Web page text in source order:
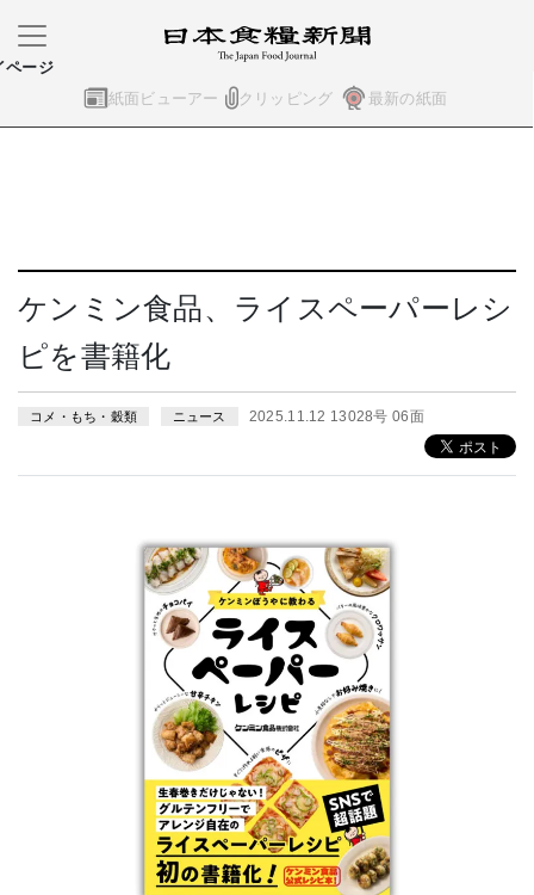
紙面ビューアー クリッピング 最新の紙面
ページ
ケンミン食品、ライスペーパーレシ
ピを書籍化
コメ・もち・穀類 ニュース 2025.11.12 13028号 06面